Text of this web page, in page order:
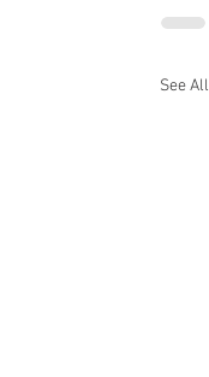
See All